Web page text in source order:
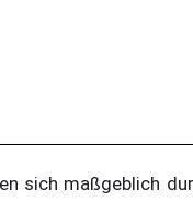
sich maßgeblich